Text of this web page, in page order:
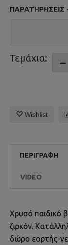
ΠΑΡΑΤΗΡΉΣΕΙΣ
Τεμάχια:
Wishlist
ΠΕΡΙΓΡΑΦΉ
VIDEO
Χρυσό παιδικό
ζιρκόν.
δώρο εορτής-